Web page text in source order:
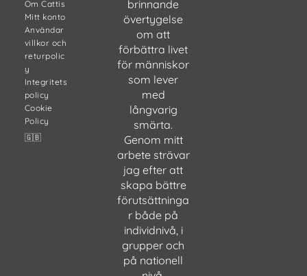
Om Cattis
Mitt konto
Användar
villkor och
returpolic
y
Integritets
policy
Cookie
Policy
🇬🇧
brinnande
övertygelse
om att
förbättra livet
för människor
som lever
med
långvarig
smärta.
Genom mitt
arbete strävar
jag efter att
skapa bättre
förutsättninga
r både på
individnivå, i
grupper och
på nationell